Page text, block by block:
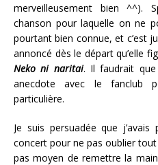
merveilleusement bien ^^).
chanson pour laquelle on ne
pourtant bien connue, et c’est
annoncé dès le départ qu’elle
Neko ni naritai. Il faudrait
anecdote avec le fanclub
particulière.
Je suis persuadée que
concert pour ne pas oublier tout
pas moyen de remettre la